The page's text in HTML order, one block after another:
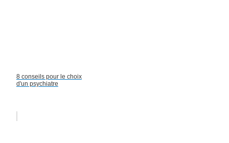
8 conseils pour le choix
d'un psychiatre